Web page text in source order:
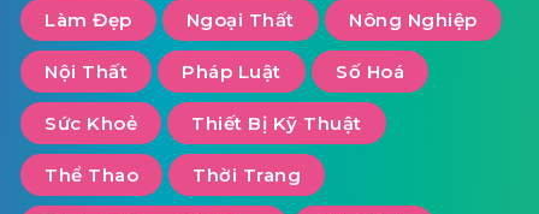
Làm Đẹp Ngoại Thất Nông Nghiệp
Nội Thất Pháp Luật Số Hoá
Sức Khoẻ Thiết Bị Kỹ Thuật
Thể Thao Thời Trang